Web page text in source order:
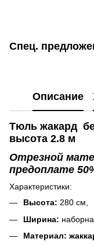
Спец.
Описание
Тюль жакард
высота 2.8 м
Отрезной
предоплате
Характеристики:
Высота: 280 см,
Ширина:
Материал: